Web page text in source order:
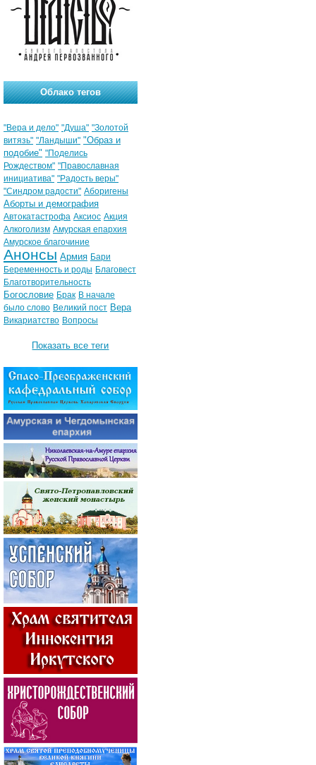
Облако тегов
"Вера и дело" "Душа" "Золотой
витязь" "Ландыши" "Образ и
подобие" "Поделись
Рождеством" "Православная
инициатива" "Радость веры"
"Синдром радости" Аборигены
Аборты и демография
Автокатастрофа Аксиос Акция
Алкоголизм Амурская епархия
Амурское благочиние
Анонсы Армия Бари
Беременность и роды Благовест
Благотворительность
Богословие Брак В начале
было слово Великий пост Вера
Викариатство Вопросы
Показать все теги